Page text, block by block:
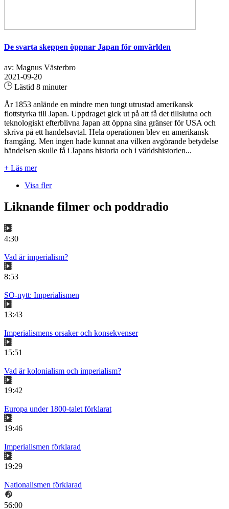
De svarta skeppen öppnar Japan för omvärlden
av: Magnus Västerbro
2021-09-20
Lästid 8 minuter
År 1853 anlände en mindre men tungt utrustad amerikansk
flottstyrka till Japan. Uppdraget gick ut på att få det tillslutna och
teknologiskt efterblivna Japan att öppna sina gränser för USA och
skriva på ett handelsavtal. Hela operationen blev en amerikansk
framgång. Men ingen hade kunnat ana vilken avgörande betydelse
händelsen skulle få i Japans historia och i världshistorien...
+ Läs mer
Visa fler
Liknande filmer och poddradio
4:30
Vad är imperialism?
8:53
SO-nytt: Imperialismen
13:43
Imperialismens orsaker och konsekvenser
15:51
Vad är kolonialism och imperialism?
19:42
Europa under 1800-talet förklarat
19:46
Imperialismen förklarad
19:29
Nationalismen förklarad
56:00